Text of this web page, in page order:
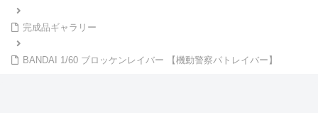
完成品ギャラリー
BANDAI 1/60 ブロッケンレイバー 【機動警察パトレイバー】